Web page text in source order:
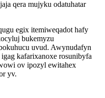
qera mujyku odatuhatar
egix itemiweqadot hafy
bukemyzu
uvud. Awynudafyn
kafarixanoxe rosunibyfa
ov ipozyl ewitahex
yv.